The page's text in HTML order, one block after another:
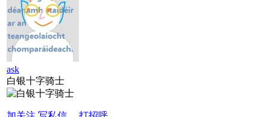
ask
白银十字骑士